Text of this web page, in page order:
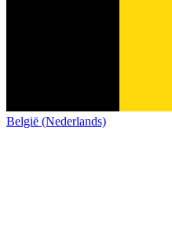
België (Nederlands)